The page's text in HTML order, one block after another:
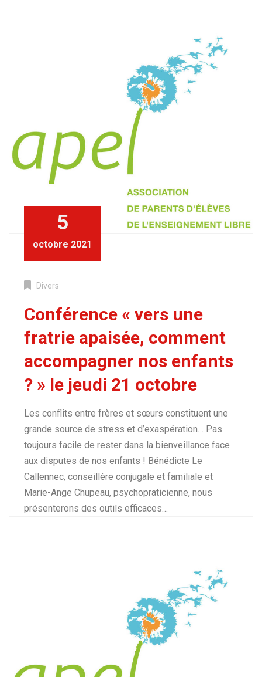
Catégorie :Divers
5
octobre 2021
Divers
Conférence « vers une
fratrie apaisée, comment
accompagner nos enfants
? » le jeudi 21 octobre
Les conflits entre frères et sœurs constituent une
grande source de stress et d’exaspération… Pas
toujours facile de rester dans la bienveillance face
aux disputes de nos enfants ! Bénédicte Le
Callennec, conseillère conjugale et familiale et
Marie-Ange Chupeau, psychopraticienne, nous
présenterons des outils efficaces…